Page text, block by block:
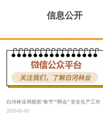
信息公开
白河林业局狠抓“春节”“两会” 安全生产工作
2020-01-03